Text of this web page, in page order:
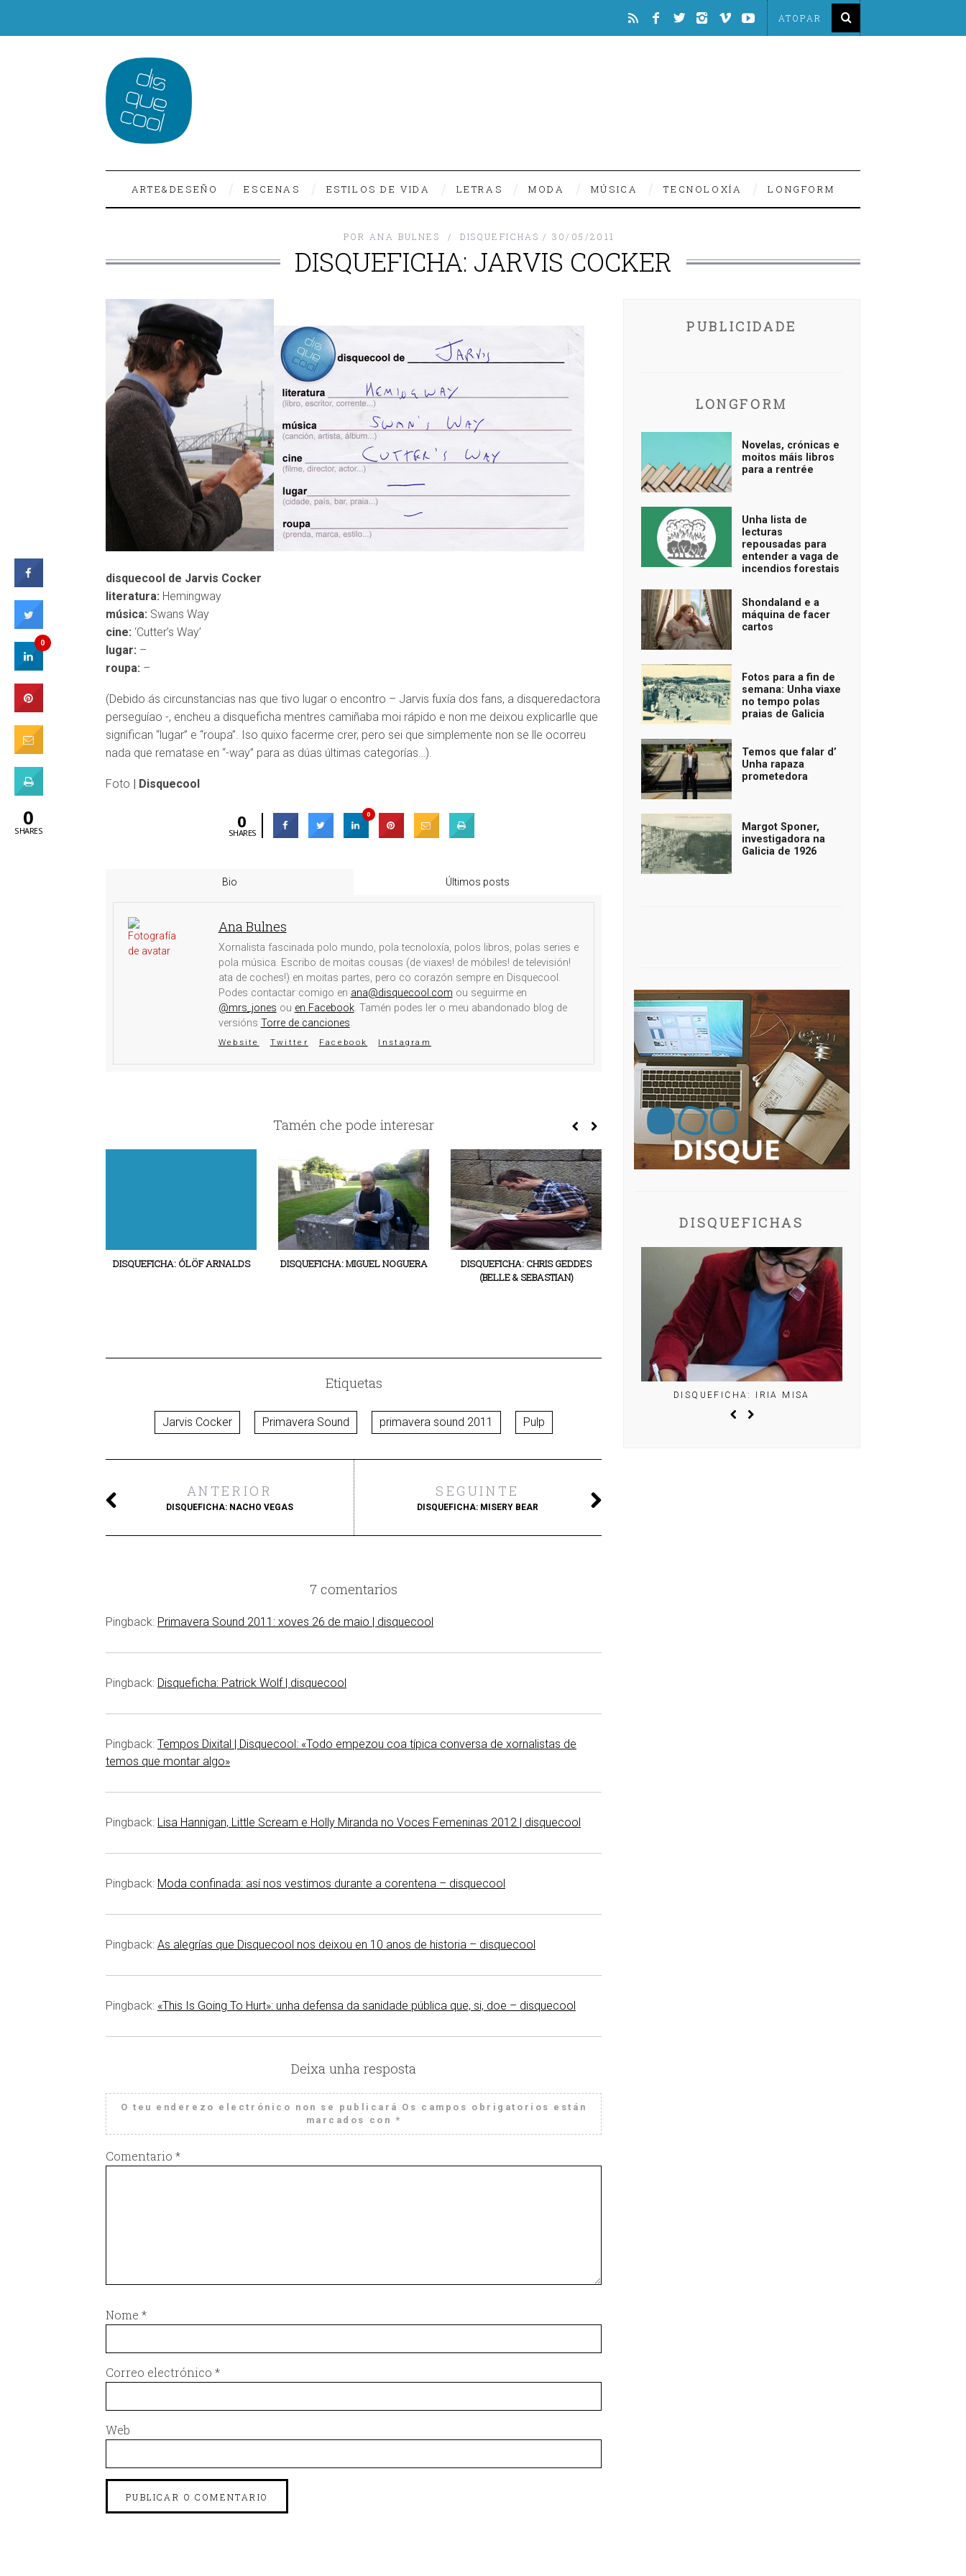
ARTE&DESEÑO ESCENAS ESTILOS DE VIDA LETRAS MODA MÚSICA TECNOLOXÍA LONGFORM
POR ANA BULNES DISQUEFICHAS 30/05/2011
DISQUEFICHA: JARVIS COCKER
disquecool de Jarvis Cocker
literatura: Hemingway
música: Swans Way
cine: ‘Cutter’s Way’
lugar: –
roupa: –
(Debido ás circunstancias nas que tivo lugar o encontro – Jarvis fuxía dos fans, a disqueredactora
perseguíao -, encheu a disqueficha mentres camiñaba moi rápido e non me deixou explicarlle que
significan “lugar” e “roupa”. Iso quixo facerme crer, pero sei que simplemente non se lle ocorreu
nada que rematase en “-way” para as dúas últimas categorías…).
Foto | Disquecool
0
SHARES
0
Bio Últimos posts
Ana Bulnes
Xornalista fascinada polo mundo, pola tecnoloxía, polos libros, polas series e
pola música. Escribo de moitas cousas (de viaxes! de móbiles! de televisión!
ata de coches!) en moitas partes, pero co corazón sempre en Disquecool.
Podes contactar comigo en ana@disquecool.com ou seguirme en
@mrs_jones ou en Facebook. Tamén podes ler o meu abandonado blog de
versións Torre de canciones.
Website Twitter Facebook Instagram
Tamén che pode interesar
DISQUEFICHA: ÓLÖF ARNALDS DISQUEFICHA: MIGUEL NOGUERA
DISQUEFICHA: CHRIS GEDDES
(BELLE & SEBASTIAN)
DISQUEFICHA: LADY LAMB THE
BEEKEEPER
DISQUEFICHA: TORRES
Etiquetas
Jarvis Cocker Primavera Sound primavera sound 2011 Pulp
ANTERIOR
DISQUEFICHA: NACHO VEGAS
SEGUINTE
DISQUEFICHA: MISERY BEAR
7 comentarios
Pingback: Primavera Sound 2011: xoves 26 de maio | disquecool
Pingback: Disqueficha: Patrick Wolf | disquecool
Pingback: Tempos Dixital | Disquecool: «Todo empezou coa típica conversa de xornalistas de
temos que montar algo»
Pingback: Lisa Hannigan, Little Scream e Holly Miranda no Voces Femeninas 2012 | disquecool
Pingback: Moda confinada: así nos vestimos durante a corentena – disquecool
Pingback: As alegrías que Disquecool nos deixou en 10 anos de historia – disquecool
Pingback: «This Is Going To Hurt»: unha defensa da sanidade pública que, si, doe – disquecool
Deixa unha resposta
O teu enderezo electrónico non se publicará Os campos obrigatorios están
marcados con *
Comentario *
Nome *
Correo electrónico *
Web
PUBLICIDADE
LONGFORM
Novelas, crónicas e
moitos máis libros
para a rentrée
Unha lista de
lecturas
repousadas para
entender a vaga de
incendios forestais
Shondaland e a
máquina de facer
cartos
Fotos para a fin de
semana: Unha viaxe
no tempo polas
praias de Galicia
Temos que falar d’
Unha rapaza
prometedora
Margot Sponer,
investigadora na
Galicia de 1926
DISQUEFICHAS
DISQUEFICHA: IRIA MISA
0
0
SHARES